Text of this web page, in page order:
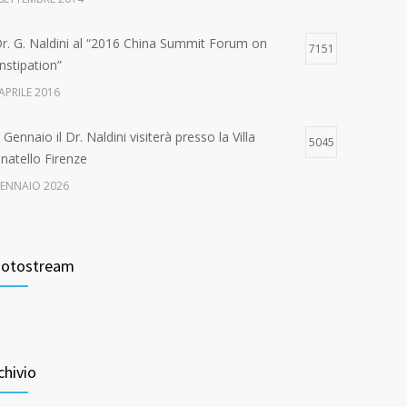
G. Naldini al “2016 China Summit Forum on
7151
2016
Gennaio il Dr. Naldini visiterà presso la Villa
Firenze
5045
2026
di San Rossore
2024